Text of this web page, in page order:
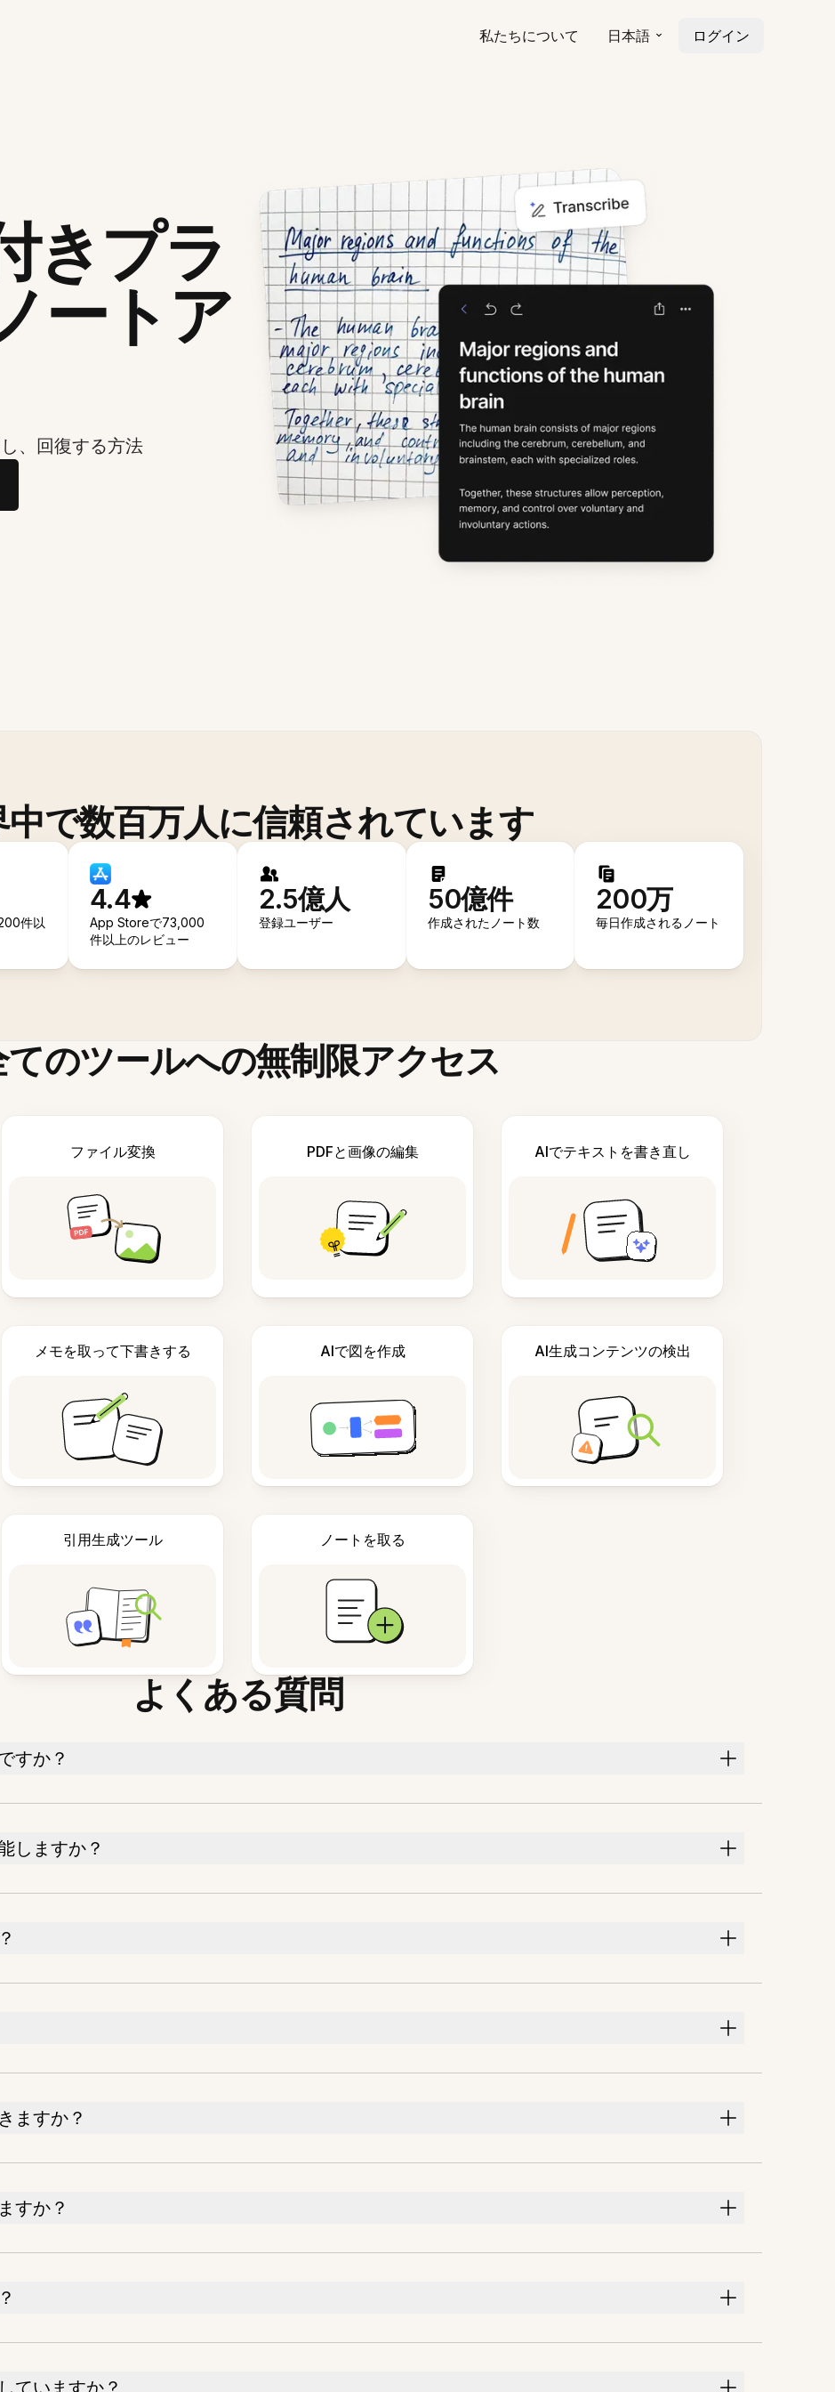
私たちについて 日本語 ログイン
きプラ
ートア
、回復する方法
中で数百万人に信頼されています
件以
4.4
App Storeで73,000
件以上のレビュー
2.5億人
登録ユーザー
50億件
作成されたノート数
200万
毎日作成されるノート
てのツールへの無制限アクセス
ファイル変換 PDFと画像の編集 AIでテキストを書き直し
メモを取って下書きする AIで図を作成 AI生成コンテンツの検出
引用生成ツール ノートを取る
よくある質問
すか？
しますか？
ますか？
すか？
ていますか？